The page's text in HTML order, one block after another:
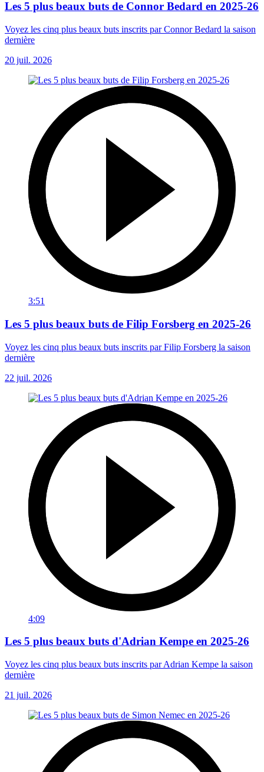
Les 5 plus beaux buts de Connor Bedard en 2025-26
Voyez les cinq plus beaux buts inscrits par Connor Bedard la saison
dernière
20 juil. 2026
3:51
Les 5 plus beaux buts de Filip Forsberg en 2025-26
Voyez les cinq plus beaux buts inscrits par Filip Forsberg la saison
dernière
22 juil. 2026
4:09
Les 5 plus beaux buts d'Adrian Kempe en 2025-26
Voyez les cinq plus beaux buts inscrits par Adrian Kempe la saison
dernière
21 juil. 2026